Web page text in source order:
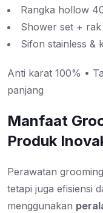
Rangka hollow
Shower set +
Sifon stainless &
Anti karat 100% •
panjang
Manfaat
Produk
Perawatan
tetapi juga efisiensi
menggunakan